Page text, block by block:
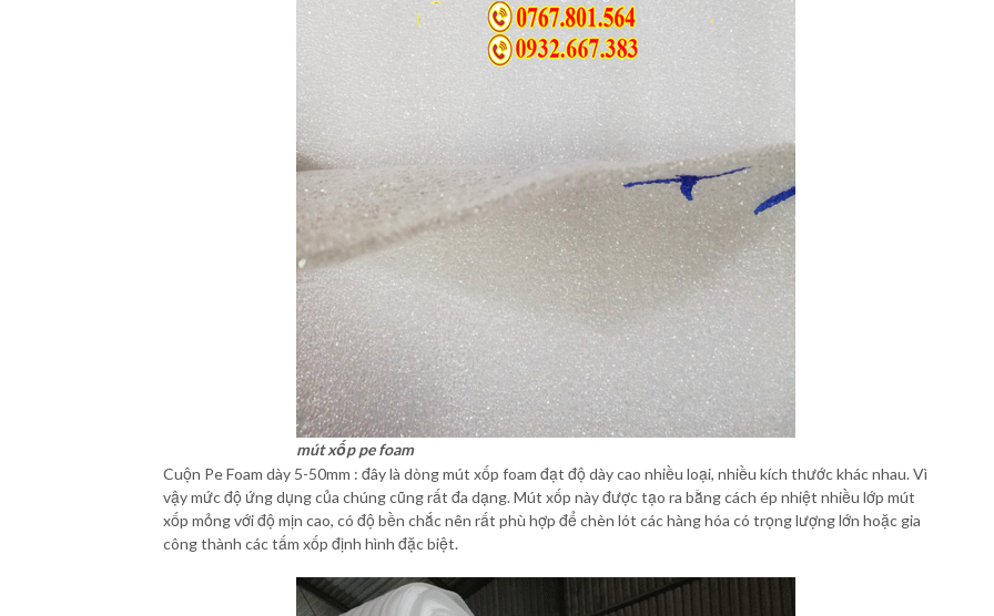
mút xốp pe foam
Cuộn Pe Foam dày 5-50mm : đây là dòng mút xốp foam đạt độ dày cao nhiều loại, nhiều kích thước khác nhau. Vì
vậy mức độ ứng dụng của chúng cũng rất đa dạng. Mút xốp này được tạo ra bằng cách ép nhiệt nhiều lớp mút
xốp mỏng với độ mịn cao, có độ bền chắc nên rất phù hợp để chèn lót các hàng hóa có trọng lượng lớn hoặc gia
công thành các tấm xốp định hình đặc biệt.